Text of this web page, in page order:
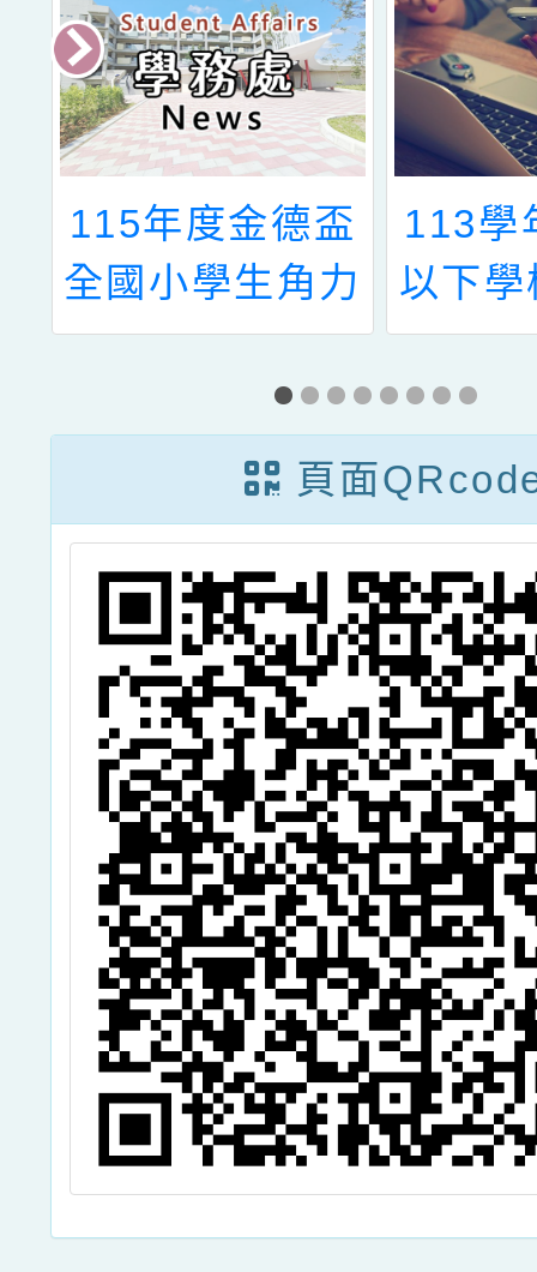
115年度金德盃
全國小學生角力
錦標賽
113學
以下
動
頁面